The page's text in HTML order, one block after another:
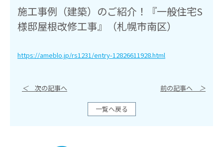
施工事例（建築）のご紹介！『一般住宅S
様邸屋根改修工事』（札幌市南区）
https://ameblo.jp/rs1231/entry-12826611928.html
＜次の記事へ 前の記事へ ＞
一覧へ戻る